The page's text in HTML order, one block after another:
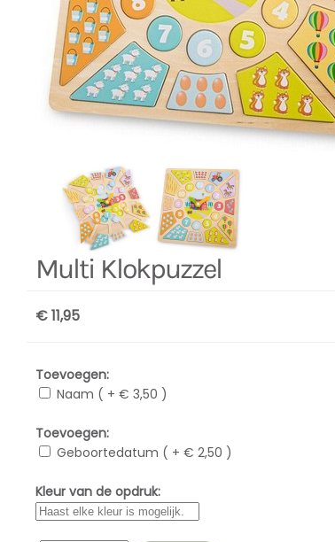
Multi Klokpuzzel
€ 11,95
Toevoegen:
Naam ( + € 3,50 )
Toevoegen:
Geboortedatum ( + € 2,50 )
Kleur van de opdruk: